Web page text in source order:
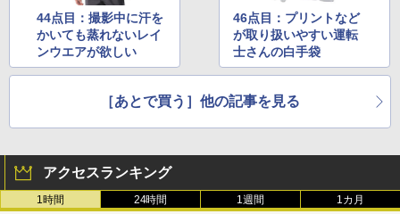
44点目：撮影中に汗を
かいても蒸れないレイ
ンウエアが欲しい
46点目：プリントなど
が取り扱いやすい運転
士さんの白手袋
［あとで買う］他の記事を見る
アクセスランキング
1時間 24時間 1週間 1カ月